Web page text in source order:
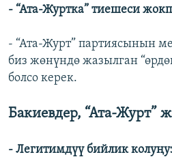
- “Ата-Журтка” тиешеси
- “Ата-Журт” партиясынын
биз жөнүндө жазылган
болсо керек.
Бакиевдер, “Ата-Журт”
- Легитимдүү бийлик